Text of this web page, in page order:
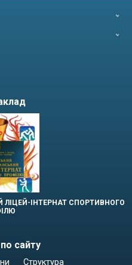
ЛІЦЕЙ-ІНТЕРНАТ СПОРТИВНОГО
по сайту
Структура